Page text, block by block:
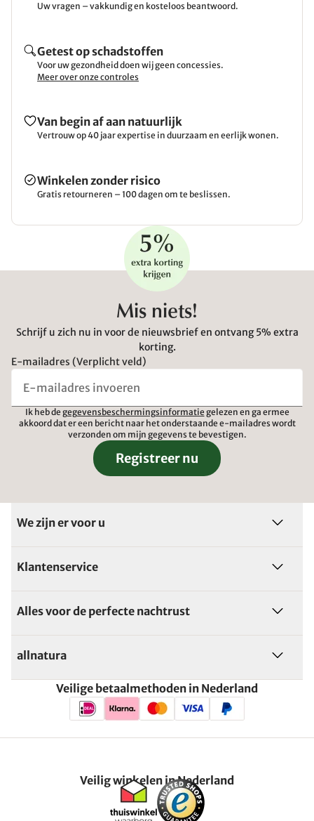
Uw vragen – vakkundig en kosteloos beantwoord.
Getest op schadstoffen
Voor uw gezondheid doen wij geen concessies.
Meer over onze controles
Van begin af aan natuurlijk
Vertrouw op 40 jaar expertise in duurzaam en eerlijk wonen.
Winkelen zonder risico
Gratis retourneren – 100 dagen om te beslissen.
Mis niets!
Schrijf u zich nu in voor de nieuwsbrief en ontvang 5% extra
korting.
E-mailadres (Verplicht veld)
Ik heb de gegevensbeschermingsinformatie gelezen en ga ermee
akkoord dat er een bericht naar het onderstaande e-mailadres wordt
verzonden om mijn gegevens te bevestigen.
Registreer nu
We zijn er voor u
Klantenservice
Alles voor de perfecte nachtrust
allnatura
Veilige betaalmethoden in Nederland
Veilig winkelen in Nederland